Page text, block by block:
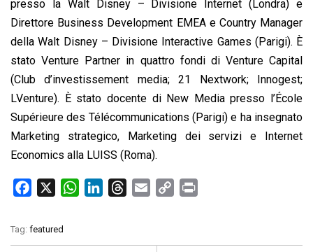
presso la Walt Disney – Divisione Internet (Londra) e
Direttore Business Development EMEA e Country Manager
della Walt Disney – Divisione Interactive Games (Parigi). È
stato Venture Partner in quattro fondi di Venture Capital
(Club d’investissement media; 21 Nextwork; Innogest;
LVenture). È stato docente di New Media presso l’École
Supérieure des Télécommunications (Parigi) e ha insegnato
Marketing strategico, Marketing dei servizi e Internet
Economics alla LUISS (Roma).
c
e
W
t
k
e
i
y
n
Tag: featured